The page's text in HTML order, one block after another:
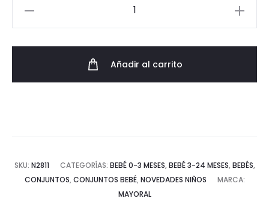
Añadir al carrito
SKU: N2811 CATEGORÍAS: BEBÉ 0-3 MESES, BEBÉ 3-24 MESES, BEBÉS,
CONJUNTOS, CONJUNTOS BEBÉ, NOVEDADES NIÑOS
MARCA:
MAYORAL